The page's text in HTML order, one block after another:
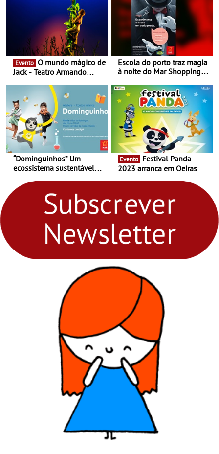
Evento
Jack - Teatro Armando
Escola do porto traz magia
à noite do Mar Shopping
29 de abril, às 21h00
“Dominguinhos” Um
ecossistema sustentável
fores - Atelier de Educação
Ambiental nos
“Dominguinhos” de 23 de
Evento
2023 arranca em Oeiras